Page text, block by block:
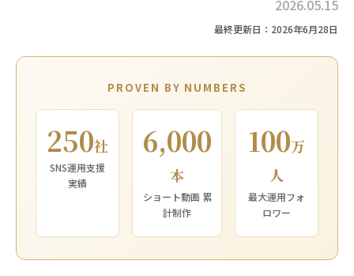
2026.05.15
最終更新日：2026年6月28日
PROVEN BY NUMBERS
250社
SNS運用支援
実績
6,000
本
ショート動画 累
計制作
100万
人
最大運用フォ
ロワー